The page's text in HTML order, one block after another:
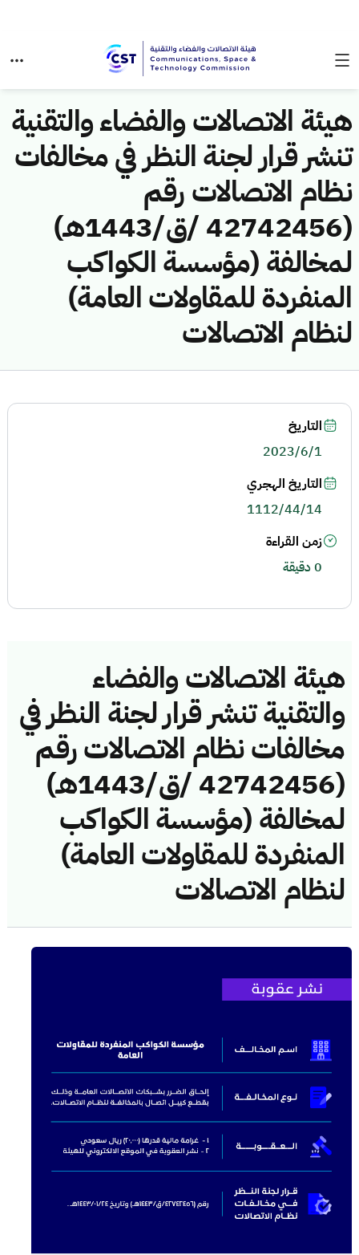
هيئة الاتصالات والفضاء والتقنية
تنشر قرار لجنة النظر في مخالفات
نظام الاتصالات رقم
(42742456 /ق/1443هـ)
لمخالفة (مؤسسة الكواكب
المنفردة للمقاولات العامة)
لنظام الاتصالات
هيئة الاتصالات والفضاء
والتقنية تنشر قرار لجنة النظر في
مخالفات نظام الاتصالات رقم
(42742456 /ق/1443هـ)
لمخالفة (مؤسسة الكواكب
المنفردة للمقاولات العامة)
لنظام الاتصالات
التاريخ
2023/6/1
التاريخ الهجري
1112/44/14
زمن القراءة
0 دقيقة